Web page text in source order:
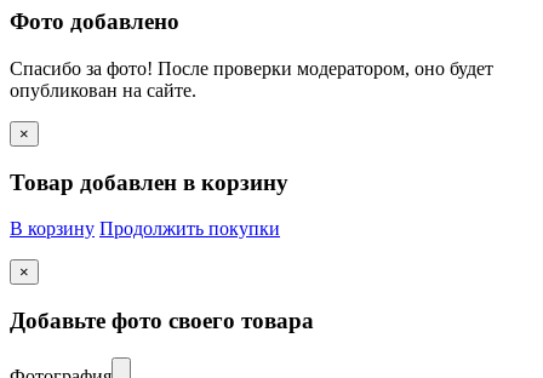
Фото добавлено
Спасибо за фото! После проверки модератором, оно будет
опубликован на сайте.
×
Товар добавлен в корзину
В корзину Продолжить покупки
×
Добавьте фото своего товара